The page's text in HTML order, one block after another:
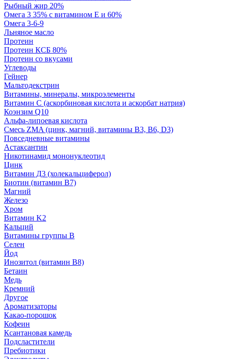
Рыбный жир 20%
Омега 3 35% с витамином Е и 60%
Омега 3-6-9
Льняное масло
Протеин
Протеин КСБ 80%
Протеин со вкусами
Углеводы
Гейнер
Мальтодекстрин
Витамины, минералы, микроэлементы
Витамин C (аскорбиновая кислота и аскорбат натрия)
Коэнзим Q10
Альфа-липоевая кислота
Смесь ZMA (цинк, магний, витамины B3, B6, D3)
Повседневные витамины
Астаксантин
Никотинамид мононуклеотид
Цинк
Витамин Д3 (холекальциферол)
Биотин (витамин B7)
Магний
Железо
Хром
Витамин K2
Кальций
Витамины группы B
Селен
Йод
Инозитол (витамин B8)
Бетаин
Медь
Кремний
Другое
Ароматизаторы
Какао-порошок
Кофеин
Ксантановая камедь
Подсластители
Пребиотики